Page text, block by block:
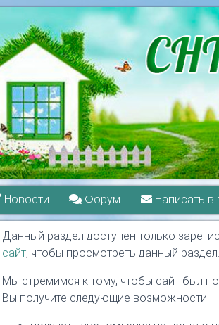
Новости Форум Написать в
Данный раздел доступен только
сайт, чтобы просмотреть данный раздел.
Мы стремимся к тому, чтобы сайт был
Вы получите следующие возможности: